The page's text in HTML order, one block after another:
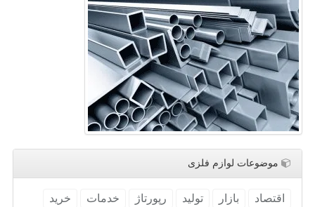
موضوعات لوازم فلزی
اقتصاد بازار تولید رپورتاژ خدمات
خرید